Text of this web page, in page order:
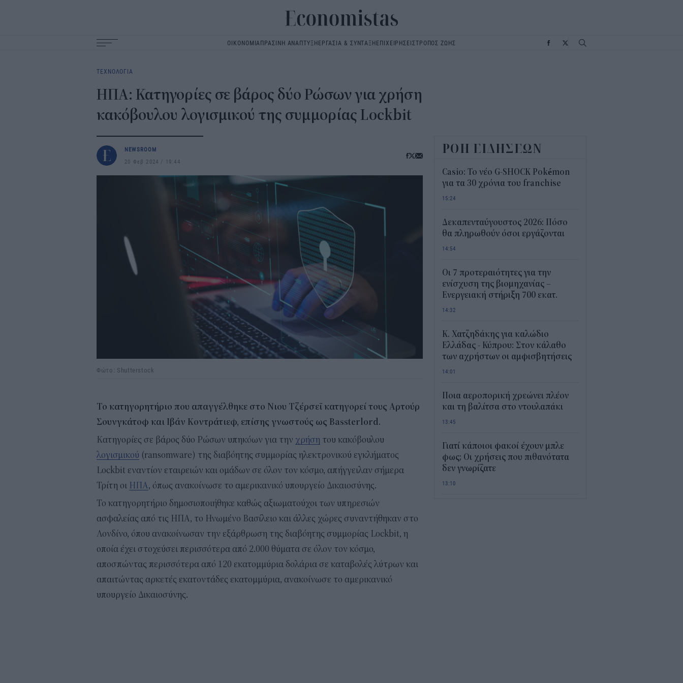
ΟΙΚΟΝΟΜΙΑΠΡΑΣΙΝΗ ΑΝΑΠΤΥΞΗΕΡΓΑΣΙΑ & ΣΥΝΤΑΞΗΕΠΙΧΕΙΡΗΣΕΙΣΤΡΟΠΟΣ ΖΩΗΣ
navigation
ΤΕΧΝΟΛΟΓΙΑ
ΗΠΑ: Κατηγορίες σε βάρος δύο Ρώσων για χρήση
κακόβουλου λογισμικού της συμμορίας Lockbit
NEWSROOM
20 Φεβ 2024
19:44
Φώτο: Shutterstock
Το κατηγορητήριο που απαγγέλθηκε στο Νιου Τζέρσεϊ κατηγορεί τους Αρτούρ
Σουνγκάτοφ και Ιβάν Κοντράτιεφ, επίσης γνωστούς ως Bassterlord.
Κατηγορίες σε βάρος δύο Ρώσων υπηκόων για την χρήση του κακόβουλου
λογισμικού (ransomware) της διαβόητης συμμορίας ηλεκτρονικού εγκλήματος
Lockbit εναντίον εταιρειών και ομάδων σε όλον τον κόσμο, απήγγειλαν σήμερα
Τρίτη οι ΗΠΑ, όπως ανακοίνωσε το αμερικανικό υπουργείο Δικαιοσύνης.
Το κατηγορητήριο δημοσιοποιήθηκε καθώς αξιωματούχοι των υπηρεσιών
ασφαλείας από τις ΗΠΑ, το Ηνωμένο Βασίλειο και άλλες χώρες συναντήθηκαν στο
Λονδίνο, όπου ανακοίνωσαν την εξάρθρωση της διαβόητης συμμορίας Lockbit, η
οποία έχει στοχεύσει περισσότερα από 2.000 θύματα σε όλον τον κόσμο,
αποσπώντας περισσότερα από 120 εκατομμύρια δολάρια σε καταβολές λύτρων και
απαιτώντας αρκετές εκατοντάδες εκατομμύρια, ανακοίνωσε το αμερικανικό
υπουργείο Δικαιοσύνης.
ΡΟΗ ΕΙΔΗΣΕΩΝ
Casio: Το νέο G-SHOCK Pokémon
για τα 30 χρόνια του franchise
15:24
Δεκαπενταύγουστος 2026: Πόσο
θα πληρωθούν όσοι εργάζονται
14:54
Οι 7 προτεραιότητες για την
ενίσχυση της βιομηχανίας –
Ενεργειακή στήριξη 700 εκατ.
14:32
Κ. Χατζηδάκης για καλώδιο
Ελλάδας - Κύπρου: Στον κάλαθο
των αχρήστων οι αμφισβητήσεις
14:01
Ποια αεροπορική χρεώνει πλέον
και τη βαλίτσα στο ντουλαπάκι
13:45
Γιατί κάποιοι φακοί έχουν μπλε
φως; Οι χρήσεις που πιθανότατα
δεν γνωρίζατε
13:10